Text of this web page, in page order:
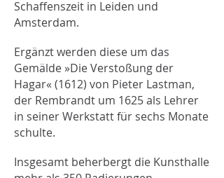
Schaffenszeit in Leiden und
Amsterdam.
Ergänzt werden diese um das
Gemälde »Die Verstoßung der
Hagar« (1612) von Pieter Lastman,
der Rembrandt um 1625 als Lehrer
in seiner Werkstatt für sechs Monate
schulte.
Insgesamt beherbergt die Kunsthalle